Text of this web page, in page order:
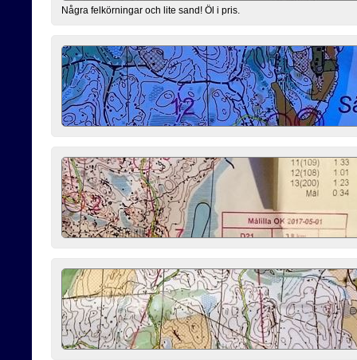
Några felkörningar och lite sand! Öl i pris.